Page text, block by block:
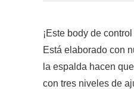
¡Este body de
Está elaborado con
la espalda hacen
con tres niveles de